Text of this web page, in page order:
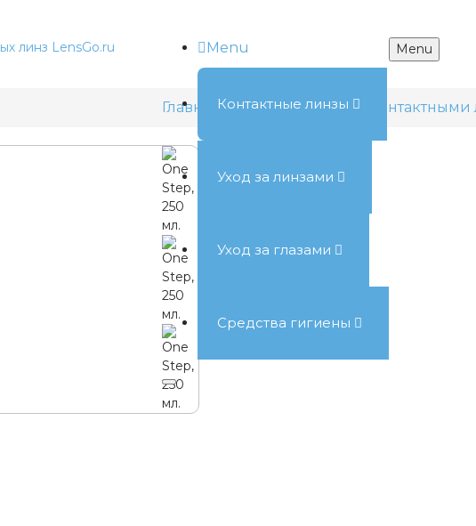
Menu
Контактные линзы
Уход за линзами
Уход за глазами
Средства гигиены
Menu
Главная Средства ухода за